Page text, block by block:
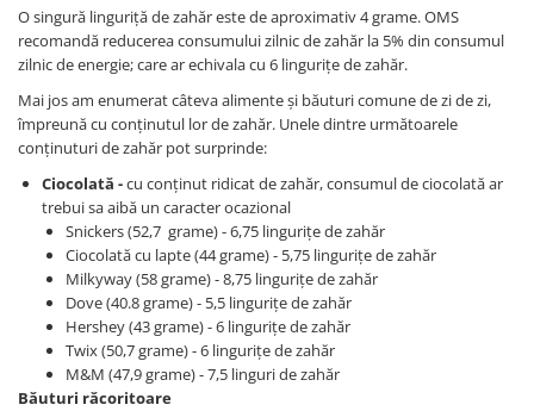
Sarcina si alaptare
Ulei de cocos de uz alimentar
Ulei de cocos de uz cosmetic
Alte produse din Cocos
O singură linguriță de zahăr este de aproximativ 4 grame. OMS
recomandă reducerea consumului zilnic de zahăr la 5% din consumul
zilnic de energie; care ar echivala cu 6 lingurițe de zahăr.
Mai jos am enumerat câteva alimente și băuturi comune de zi de zi,
împreună cu conținutul lor de zahăr. Unele dintre următoarele
conținuturi de zahăr pot surprinde:
Ciocolată -cu conținut ridicat de zahăr, consumul de ciocolată ar
trebui sa aibă un caracter ocazional
Snickers (52,7 grame) - 6,75 lingurițe de zahăr
Ciocolată cu lapte (44 grame) - 5,75 lingurițe de zahăr
Milkyway (58 grame) - 8,75 lingurițe de zahăr
Dove (40.8 grame) - 5,5 lingurițe de zahăr
Hershey (43 grame) - 6 lingurițe de zahăr
Twix (50,7 grame) - 6 lingurițe de zahăr
M&M (47,9 grame) - 7,5 linguri de zahăr
Băuturi răcoritoare